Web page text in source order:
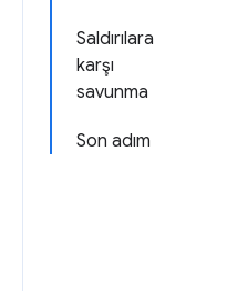
Saldırılara
karşı
savunma
Son adım